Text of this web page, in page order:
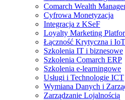
Comarch Wealth
Cyfrowa Monetyzacja
Integracja z KSeF
Loyalty Marketing
Łączność Krytyczna i IoT
Szkolenia IT i biznesowe
Szkolenia Comarch ERP
Szkolenia e-learningowe
Usługi i Technologie ICT
Wymiana Danych i
Zarządzanie Lojalnością